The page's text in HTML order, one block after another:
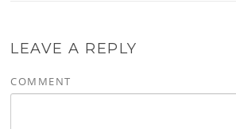
LEAVE A REPLY
COMMENT